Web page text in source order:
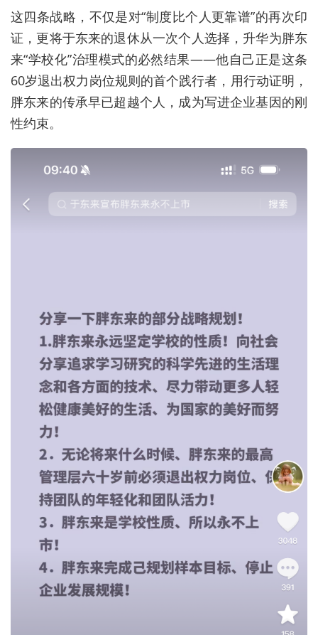
这四条战略，不仅是对“制度比个人更靠谱”的再次印
证，更将于东来的退休从一次个人选择，升华为胖东
来“学校化”治理模式的必然结果——他自己正是这条
60岁退出权力岗位规则的首个践行者，用行动证明，
胖东来的传承早已超越个人，成为写进企业基因的刚
性约束。